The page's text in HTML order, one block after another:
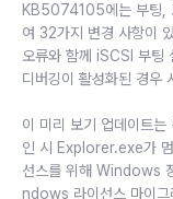
KB5074105에는 부팅,
여 32가지 변경 사항이
오류와 함께 iSCSI 부팅
디버깅이 활성화된 경우
이 미리 보기 업데이트
인 시 Explorer.exe가 멈
선스를 위해 Windows
ndows 라이선스 마이그